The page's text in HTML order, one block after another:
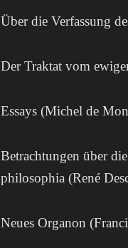
Über die Verfassung
Der Traktat vom
Essays (Michel de
Betrachtungen über
philosophia (René
Neues Organon